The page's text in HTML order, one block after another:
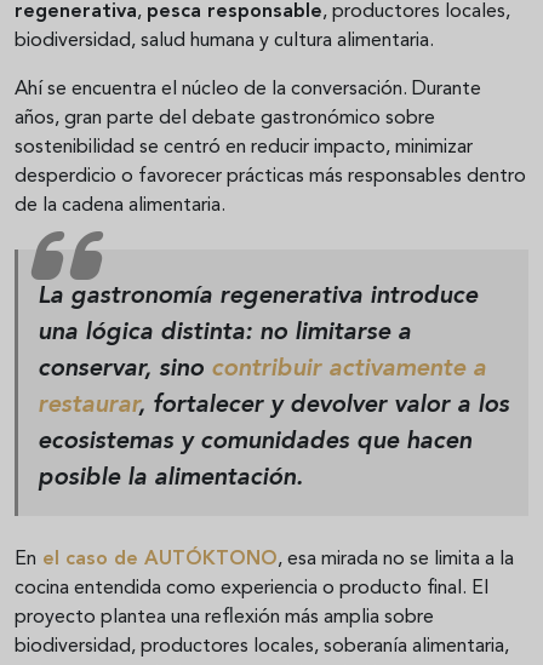
regenerativa, pesca responsable, productores locales,
biodiversidad, salud humana y cultura alimentaria.
Ahí se encuentra el núcleo de la conversación. Durante
años, gran parte del debate gastronómico sobre
sostenibilidad se centró en reducir impacto, minimizar
desperdicio o favorecer prácticas más responsables dentro
de la cadena alimentaria.
La gastronomía regenerativa introduce
una lógica distinta: no limitarse a
conservar, sino contribuir activamente a
restaurar, fortalecer y devolver valor a los
ecosistemas y comunidades que hacen
posible la alimentación.
En el caso de AUTÓKTONO, esa mirada no se limita a la
cocina entendida como experiencia o producto final. El
proyecto plantea una reflexión más amplia sobre
biodiversidad, productores locales, soberanía alimentaria,